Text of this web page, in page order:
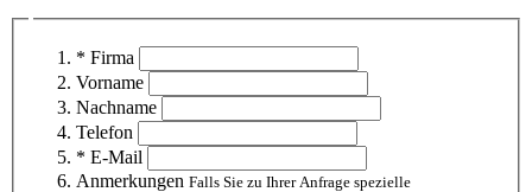
* Firma
Vorname
Nachname
Telefon
* E-Mail
Anmerkungen Falls Sie zu Ihrer Anfrage spezielle